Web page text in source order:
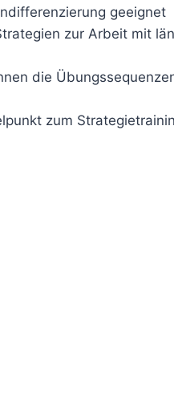
geeignet
zur Arbeit mit
die
zum